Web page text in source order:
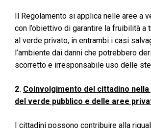
Il Regolamento si applica nelle aree a
con l’obiettivo di garantire la fruibilità a
al verde privato, in entrambi i casi
l’ambiente dai danni che potrebbero
scorretto e irresponsabile uso delle
2. Coinvolgimento del cittadino
del verde pubblico e delle aree
I cittadini possono contribuire alla